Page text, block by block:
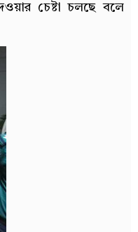
চেষ্টা চলছে বলে